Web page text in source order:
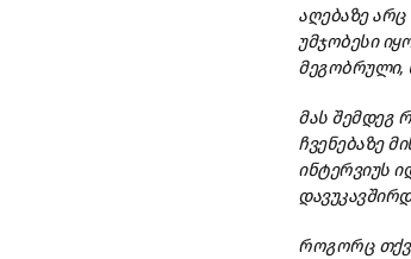
აღებაზეარც
უმჯობესი
მეგობრული,
მას შემდეგ
ჩვენებაზე
ინტერვიუს
როგორც